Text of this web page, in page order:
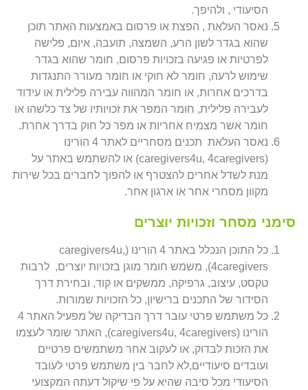
הסיעודי , ולהיפך.
נאסר העלאת , הפצת או פרסום באמצעות האתר תוכן
שהוא בגדר לשון הרע, השמצה, תועבה, איום, פלישה
לפרטיות או פגיעה בזכויות פרסום, חומר שהוא בגדר
שימוש לרעה, חומר לא חוקי או חומר מעורר התנגדות
בדרכים אחרות, או חומר המהווה עבירה פלילית או עידוד
לעבירה פלילית, חומר המפר את זכויותיו של צד כלשהו או
חומר אשר מצמיח אחריות או מפר כל חוק בדרך אחרת.
נאסר העלאת תכנים מסחריים לאתר 4 הורינו
(caregivers4u, 4caregivers) או להשתמש באתר על
מנת לשדל אחרים להצטרף או להפוך לחברים בכל שירות
מקוון מסחרי אחר או ארגון אחר.
סימני מסחר וזכויות יוצרים
כל התוכן הנכלל באתר 4 הורינו (caregivers4u,
4caregivers), משמש חומר מוגן בזכויות יוצרים, לרבות
טקסט, עיצוב, גרפיקה, ממשקים או קוד, ובחירת דרך
הסידור של התכנים ברישיון, כל הזכויות שמורות.
כל משתמש פרטי עובר דרך הבדיקה של מפעיל האתר 4
הורינו (caregivers4u, 4caregivers), האתר שומר לעצמו
את הזכות לבדוק, או לעקוב אחר משתמשים פרטיים
ועובדים סיעודיים,לא לחבר בין משתמש פרטי לעובד
הסיעודי מכל סיבה שהיא על פי שיקול דעתה המקצועי